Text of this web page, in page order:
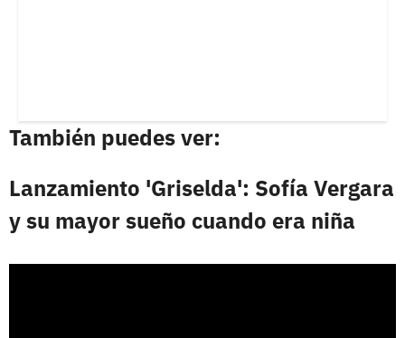
También puedes ver:
Lanzamiento 'Griselda': Sofía Vergara
y su mayor sueño cuando era niña